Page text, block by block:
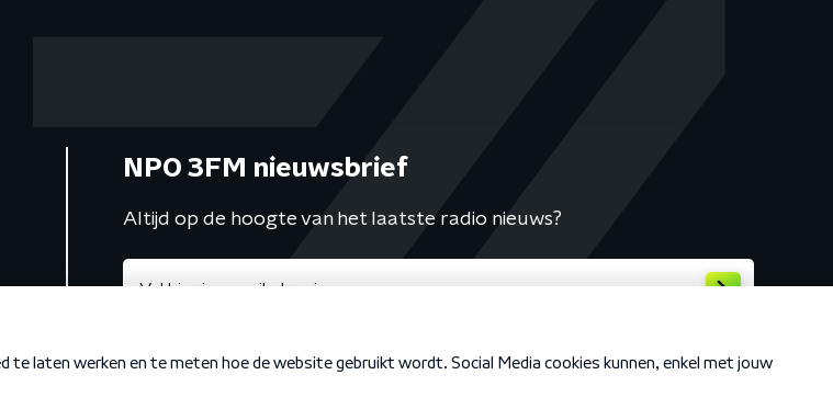
NPO 3FM nieuwsbrief
Altijd op de hoogte van het laatste radio nieuws?